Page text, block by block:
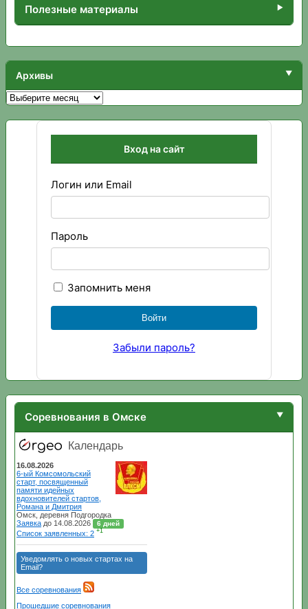
Полезные материалы
Архивы
Архивы
Вход на сайт
Логин или Email
Пароль
Запомнить меня
Забыли пароль?
Соревнования в Омске